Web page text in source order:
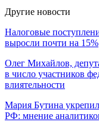
Другие новости
Налоговые
выросли почти на 15%
Олег Михайлов,
в число участников
влиятельности
Мария Бутина
РФ: мнение